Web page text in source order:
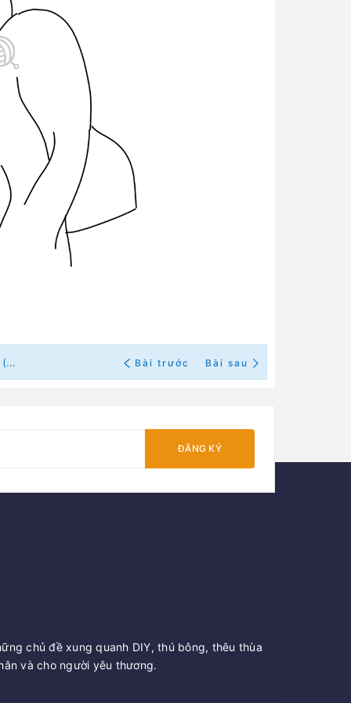
Bài 19: 3 cách thêu tóc đơn giản cho người mới bắt đầu (có mẫu in) Bài trước Bài sau
ĐĂNG KÝ
chủ đề xung quanh DIY, thú bông, thêu thùa
và cho người yêu thương.